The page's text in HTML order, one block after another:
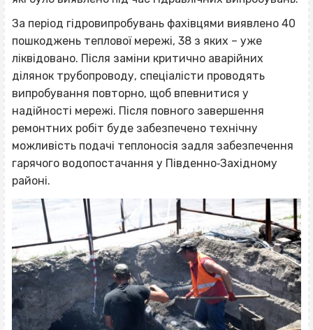
За період гідровипробувань фахівцями виявлено 40
пошкоджень теплової мережі, 38 з яких – уже
ліквідовано. Після заміни критично аварійних
ділянок трубопроводу, спеціалісти проводять
випробування повторно, щоб впевнитися у
надійності мережі. Після повного завершення
ремонтних робіт буде забезпечено технічну
можливість подачі теплоносія задля забезпечення
гарячого водопостачання у Південно‐Західному
районі.